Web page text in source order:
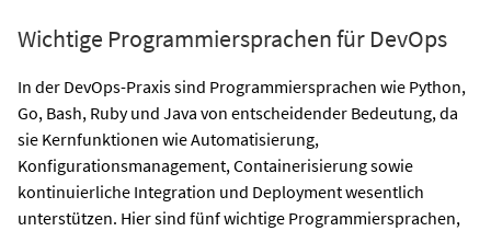
Wichtige Programmiersprachen für DevOps
In der DevOps-Praxis sind Programmiersprachen wie Python,
Go, Bash, Ruby und Java von entscheidender Bedeutung, da
sie Kernfunktionen wie Automatisierung,
Konfigurationsmanagement, Containerisierung sowie
kontinuierliche Integration und Deployment wesentlich
unterstützen. Hier sind fünf wichtige Programmiersprachen,